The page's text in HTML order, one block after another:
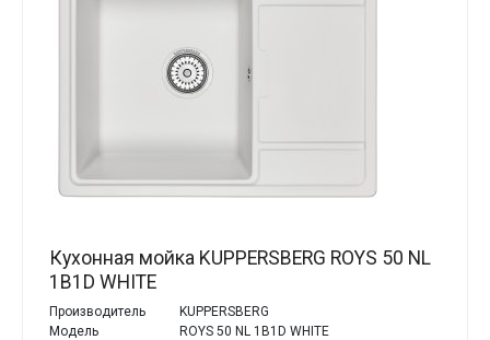
Кухонная мойка KUPPERSBERG ROYS 50 NL
1B1D WHITE
Производитель
KUPPERSBERG
Модель
ROYS 50 NL 1B1D WHITE